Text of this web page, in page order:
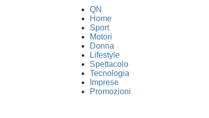
QN
Home
Sport
Motori
Donna
Lifestyle
Spettacolo
Tecnologia
Imprese
Promozioni